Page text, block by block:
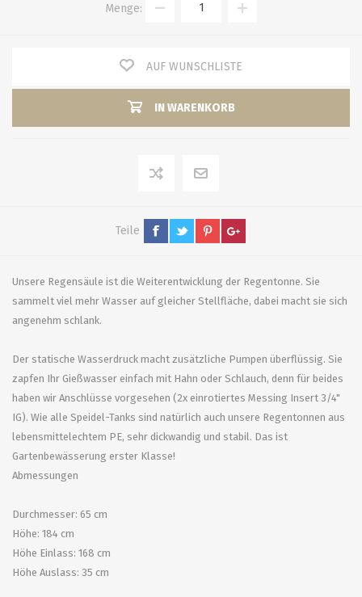
Menge:
AUF WUNSCHLISTE
IN WARENKORB
Teile
Unsere Regensäule ist die Weiterentwicklung der Regentonne. Sie
sammelt viel mehr Wasser auf gleicher Stellfläche, dabei macht sie sich
angenehm schlank.
Der statische Wasserdruck macht zusätzliche Pumpen überflüssig. Sie
zapfen Ihr Gießwasser einfach mit Hahn oder Schlauch, denn für beides
haben wir Anschlüsse vorgesehen (2x einrotiertes Messing Insert 3/4"
IG). Wie alle Speidel-Tanks sind natürlich auch unsere Regentonnen aus
lebensmittelechtem PE, sehr dickwandig und stabil. Das ist
Gartenbewässerung erster Klasse!
Abmessungen
Durchmesser: 65 cm
Höhe: 184 cm
Höhe Einlass: 168 cm
Höhe Auslass: 35 cm